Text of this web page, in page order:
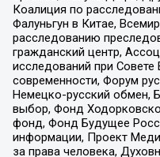
Коалиция по
Фалуньгун в Китае,
расследованию
гражданский центр,
исследований при
современности, Форум
Немецко-русский обмен,
выбор, Фонд
фонд, Фонд Будущее
информации, Проект
за права человека,